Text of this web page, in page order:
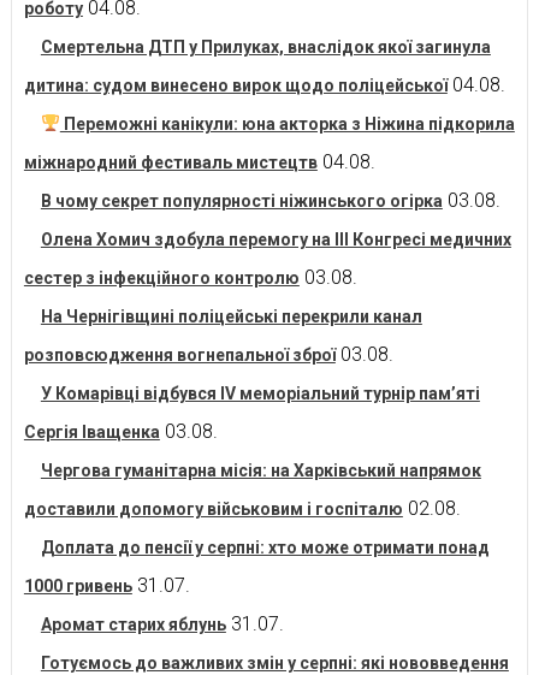
роботу 04.08.
Смертельна ДТП у Прилуках, внаслідок якої загинула
дитина: судом винесено вирок щодо поліцейської 04.08.
Переможні канікули: юна акторка з Ніжина підкорила
міжнародний фестиваль мистецтв 04.08.
В чому секрет популярності ніжинського огірка 03.08.
Олена Хомич здобула перемогу на ІІІ Конгресі медичних
сестер з інфекційного контролю 03.08.
На Чернігівщині поліцейські перекрили канал
розповсюдження вогнепальної зброї 03.08.
У Комарівці відбувся IV меморіальний турнір пам’яті
Сергія Іващенка 03.08.
Чергова гуманітарна місія: на Харківський напрямок
доставили допомогу військовим і госпіталю 02.08.
Доплата до пенсії у серпні: хто може отримати понад
1000 гривень 31.07.
Аромат старих яблунь 31.07.
Готуємось до важливих змін у серпні: які нововведення